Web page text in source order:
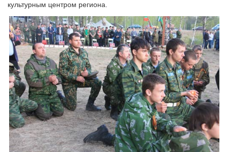
культурным центром региона.